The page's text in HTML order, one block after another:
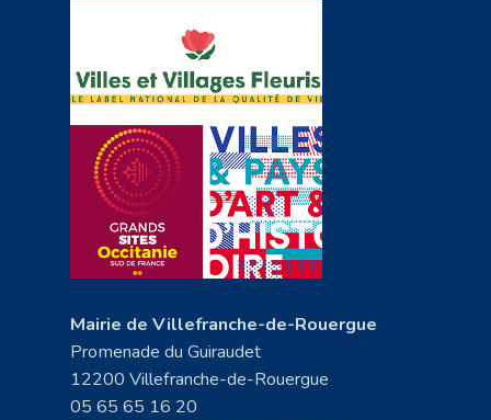
Mairie de Villefranche-de-Rouergue
Promenade du Guiraudet
12200 Villefranche-de-Rouergue
05 65 65 16 20